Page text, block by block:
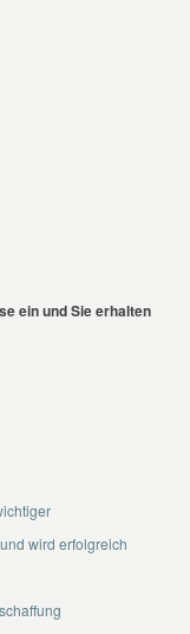
ein und Sie erhalten
wird erfolgreich